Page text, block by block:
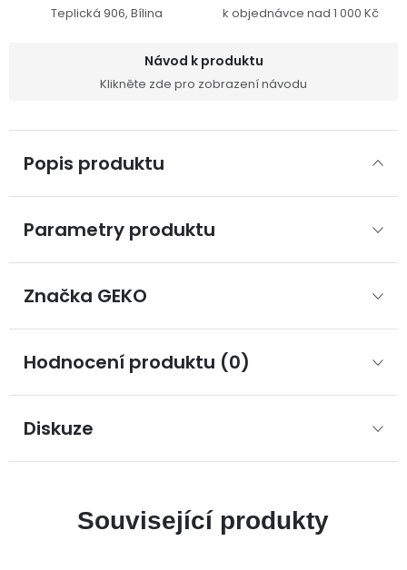
Teplická 906, Bílina k objednávce nad 1 000 Kč
Návod k produktu
Klikněte zde pro zobrazení návodu
Popis produktu
Parametry produktu
Značka GEKO
Hodnocení produktu (0)
Diskuze
Související produkty